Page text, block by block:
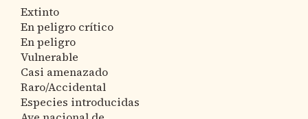
Extinto
En peligro crítico
En peligro
Vulnerable
Casi amenazado
Raro/Accidental
Especies introducidas